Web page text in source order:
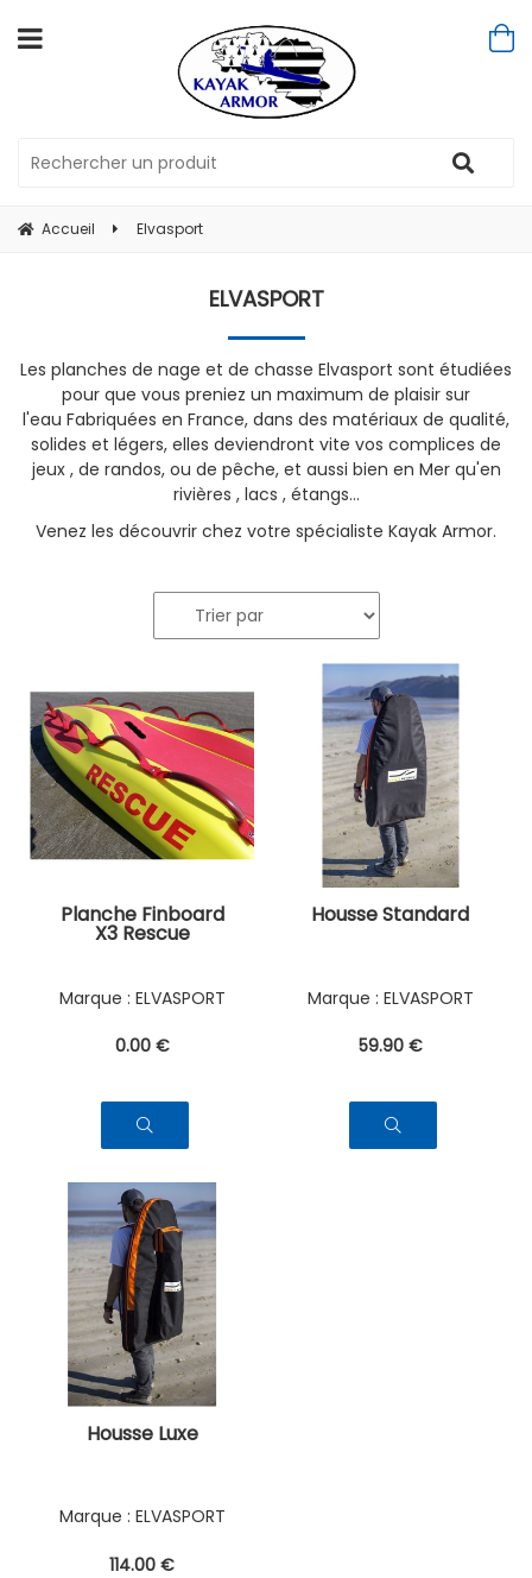
Accueil Elvasport
ELVASPORT
Les planches de nage et de chasse Elvasport sont étudiées
pour que vous preniez un maximum de plaisir sur
l'eau Fabriquées en France, dans des matériaux de qualité,
solides et légers, elles deviendront vite vos complices de
jeux , de randos, ou de pêche, et aussi bien en Mer qu'en
rivières , lacs , étangs...
Venez les découvrir chez votre spécialiste Kayak Armor.
Planche Finboard
X3 Rescue
ELVASPORT
0.00 €
Housse Standard
ELVASPORT
59.90 €
Housse Luxe
ELVASPORT
114.00 €